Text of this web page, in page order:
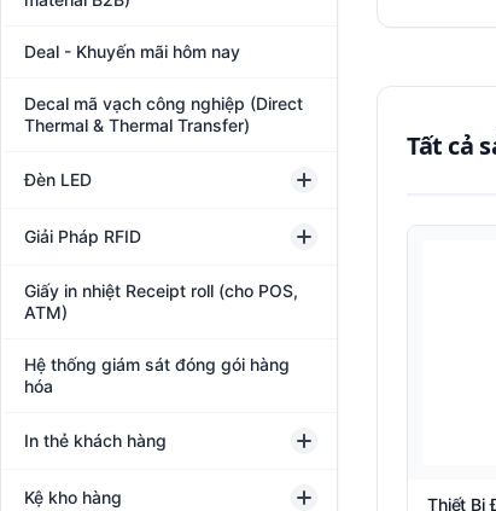
Deal - Khuyến mãi hôm nay
Decal mã vạch công nghiệp (Direct
Thermal & Thermal Transfer)
Đèn LED
Giải Pháp RFID
Giấy in nhiệt Receipt roll (cho POS,
ATM)
Hệ thống giám sát đóng gói hàng
hóa
In thẻ khách hàng
Kệ kho hàng
Tất cả
Thiết Bị